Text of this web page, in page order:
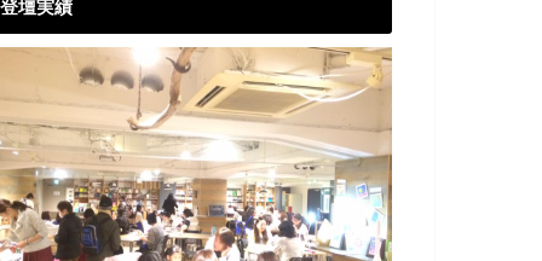
登壇実績